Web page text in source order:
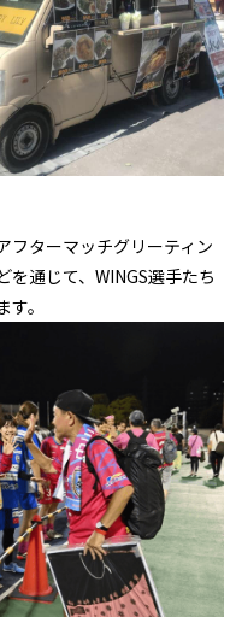
フターマッチグリーティン
通じて、WINGS選手たち
。